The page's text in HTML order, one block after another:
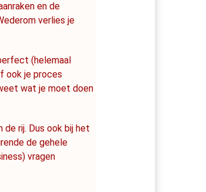
en de
verlies je
(helemaal
ook je proces
wat je moet doen
de rij. Dus ook bij het
de gehele
vragen